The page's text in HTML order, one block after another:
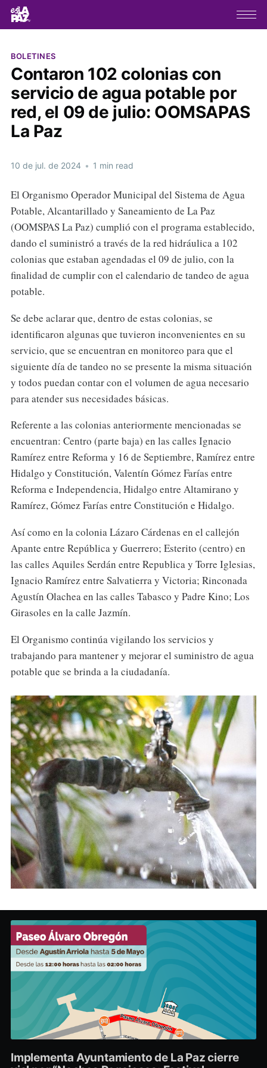
BOLETINES
Contaron 102 colonias con
servicio de agua potable por
red, el 09 de julio: OOMSAPAS
La Paz
10 de jul. de 2024 • 1 min read
El Organismo Operador Municipal del Sistema de Agua
Potable, Alcantarillado y Saneamiento de La Paz
(OOMSPAS La Paz) cumplió con el programa establecido,
dando el suministró a través de la red hidráulica a 102
colonias que estaban agendadas el 09 de julio, con la
finalidad de cumplir con el calendario de tandeo de agua
potable.
Se debe aclarar que, dentro de estas colonias, se
identificaron algunas que tuvieron inconvenientes en su
servicio, que se encuentran en monitoreo para que el
siguiente día de tandeo no se presente la misma situación
y todos puedan contar con el volumen de agua necesario
para atender sus necesidades básicas.
Referente a las colonias anteriormente mencionadas se
encuentran: Centro (parte baja) en las calles Ignacio
Ramírez entre Reforma y 16 de Septiembre, Ramírez entre
Hidalgo y Constitución, Valentín Gómez Farías entre
Reforma e Independencia, Hidalgo entre Altamirano y
Ramírez, Gómez Farías entre Constitución e Hidalgo.
Así como en la colonia Lázaro Cárdenas en el callejón
Apante entre República y Guerrero; Esterito (centro) en
las calles Aquiles Serdán entre Republica y Torre Iglesias,
Ignacio Ramírez entre Salvatierra y Victoria; Rinconada
Agustín Olachea en las calles Tabasco y Padre Kino; Los
Girasoles en la calle Jazmín.
El Organismo continúa vigilando los servicios y
trabajando para mantener y mejorar el suministro de agua
potable que se brinda a la ciudadanía.
Implementa Ayuntamiento de La Paz cierre